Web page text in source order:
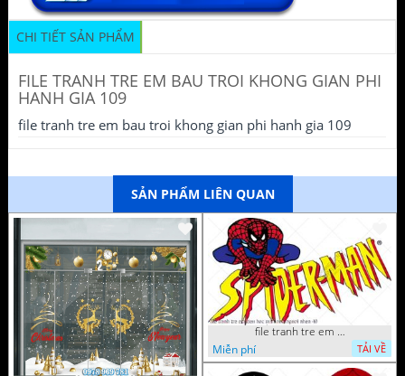
CHI TIẾT SẢN PHẨM
FILE TRANH TRE EM BAU TROI KHONG GIAN PHI
HANH GIA 109
file tranh tre em bau troi khong gian phi hanh gia 109
SẢN PHẨM LIÊN QUAN
file tranh tre em tieu hoc man non nguoi nhen 40
Miễn phí
TẢI VỀ